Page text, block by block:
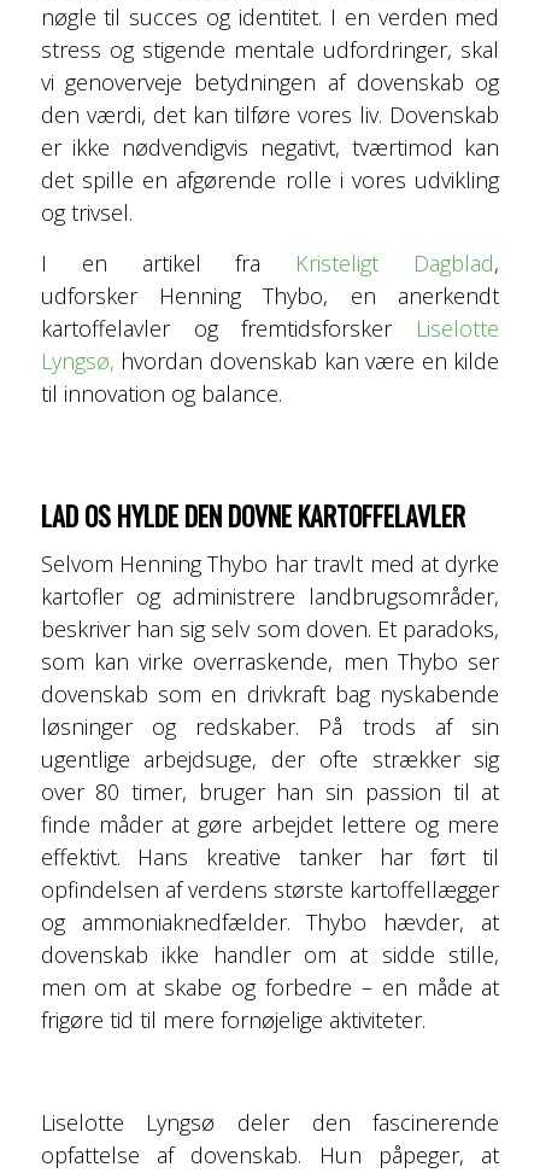
nøgle til succes og identitet. I en verden med
stress og stigende mentale udfordringer, skal
vi genoverveje betydningen af dovenskab og
den værdi, det kan tilføre vores liv. Dovenskab
er ikke nødvendigvis negativt, tværtimod kan
det spille en afgørende rolle i vores udvikling
og trivsel.
I en artikel fra Kristeligt Dagblad,
udforsker Henning Thybo, en anerkendt
kartoffelavler og fremtidsforsker Liselotte
Lyngsø, hvordan dovenskab kan være en kilde
til innovation og balance.
LAD OS HYLDE DEN DOVNE KARTOFFELAVLER
Selvom Henning Thybo har travlt med at dyrke
kartofler og administrere landbrugsområder,
beskriver han sig selv som doven. Et paradoks,
som kan virke overraskende, men Thybo ser
dovenskab som en drivkraft bag nyskabende
løsninger og redskaber. På trods af sin
ugentlige arbejdsuge, der ofte strækker sig
over 80 timer, bruger han sin passion til at
finde måder at gøre arbejdet lettere og mere
effektivt. Hans kreative tanker har ført til
opfindelsen af verdens største kartoffellægger
og ammoniaknedfælder. Thybo hævder, at
dovenskab ikke handler om at sidde stille,
men om at skabe og forbedre – en måde at
frigøre tid til mere fornøjelige aktiviteter.
Liselotte Lyngsø deler den fascinerende
opfattelse af dovenskab. Hun påpeger, at